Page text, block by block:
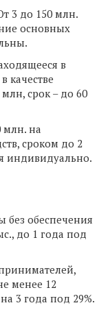
3 до 150 млн.
основных
в
качестве
срок – до 60
млн. на
сроком до 2
индивидуально.
без обеспечения
до 1 года под
менее 12
3 года под 29%.